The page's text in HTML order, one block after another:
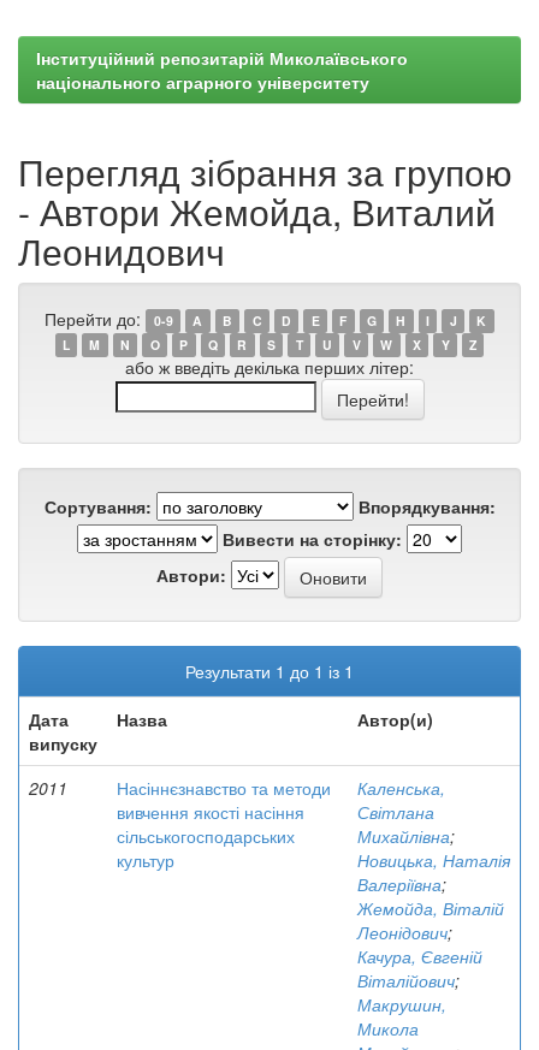
Інституційний репозитарій Миколаївського
національного аграрного університету
Перегляд зібрання за групою
- Автори Жемойда, Виталий
Леонидович
Перейти до: 0-9 A B C D E F G H I J
K
L
M N O P Q R S T U V W X Y Z
або ж введіть декілька перших літер:
Сортування:
Впорядкування:
Вивести на сторінку:
Автори:
Результати 1 до 1 із 1
Дата
випуску
Назва Автор(и)
2011
Насіннєзнавство та методи
вивчення якості насіння
сільськогосподарських
культур
Каленська,
Світлана
Михайлівна;
Новицька, Наталія
Валеріївна;
Жемойда, Віталій
Леонідович;
Качура, Євгеній
Віталійович;
Макрушин,
Микола